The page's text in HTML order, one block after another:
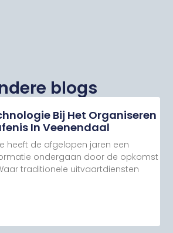
blogs
Bij Het Organiseren
In Veenendaal
heeft de afgelopen jaren een
ondergaan door de opkomst
traditionele uitvaartdiensten